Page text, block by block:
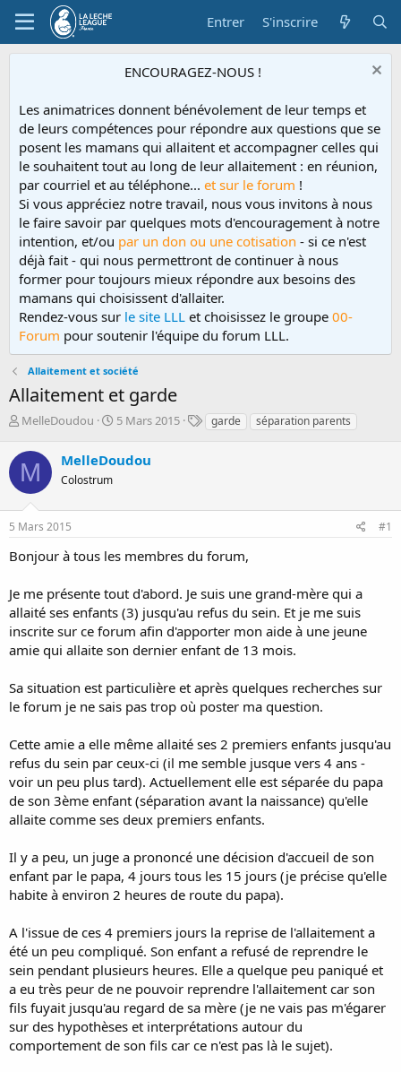
Entrer S'inscrire
ENCOURAGEZ-NOUS !
Les animatrices donnent bénévolement de leur temps et
de leurs compétences pour répondre aux questions que se
posent les mamans qui allaitent et accompagner celles qui
le souhaitent tout au long de leur allaitement : en réunion,
par courriel et au téléphone... et sur le forum !
Si vous appréciez notre travail, nous vous invitons à nous
le faire savoir par quelques mots d'encouragement à notre
intention, et/ou par un don ou une cotisation - si ce n'est
déjà fait - qui nous permettront de continuer à nous
former pour toujours mieux répondre aux besoins des
mamans qui choisissent d'allaiter.
Rendez-vous sur le site LLL et choisissez le groupe 00-
Forum pour soutenir l'équipe du forum LLL.
Allaitement et société
Allaitement et garde
D
m
a
r
é
e
a
MelleDoudou
D
e
d
u
5 Mars 2015
Tgarde séparation parents
M MelleDoudou
Colostrum
5 Mars 2015 #1
Bonjour à tous les membres du forum,
Je me présente tout d'abord. Je suis une grand-mère qui a
allaité ses enfants (3) jusqu'au refus du sein. Et je me suis
inscrite sur ce forum afin d'apporter mon aide à une jeune
amie qui allaite son dernier enfant de 13 mois.
Sa situation est particulière et après quelques recherches sur
le forum je ne sais pas trop où poster ma question.
Cette amie a elle même allaité ses 2 premiers enfants jusqu'au
refus du sein par ceux-ci (il me semble jusque vers 4 ans -
voir un peu plus tard). Actuellement elle est séparée du papa
de son 3ème enfant (séparation avant la naissance) qu'elle
allaite comme ses deux premiers enfants.
Il y a peu, un juge a prononcé une décision d'accueil de son
enfant par le papa, 4 jours tous les 15 jours (je précise qu'elle
habite à environ 2 heures de route du papa).
A l'issue de ces 4 premiers jours la reprise de l'allaitement a
été un peu compliqué. Son enfant a refusé de reprendre le
sein pendant plusieurs heures. Elle a quelque peu paniqué et
a eu très peur de ne pouvoir reprendre l'allaitement car son
fils fuyait jusqu'au regard de sa mère (je ne vais pas m'égarer
sur des hypothèses et interprétations autour du
comportement de son fils car ce n'est pas là le sujet).